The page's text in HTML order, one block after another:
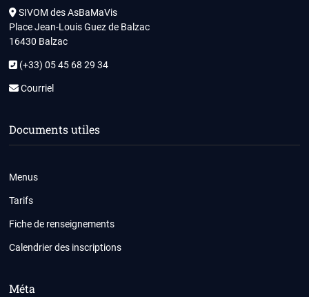
SIVOM des AsBaMaVis
Place Jean-Louis Guez de Balzac
16430 Balzac
(+33) 05 45 68 29 34
Courriel
Documents utiles
Menus
Tarifs
Fiche de renseignements
Calendrier des inscriptions
Méta